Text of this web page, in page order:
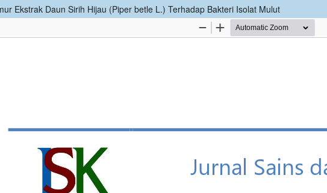
Ekstrak Daun Sirih Hijau (Piper betle L.) Terhadap Bakteri Isolat Mulut